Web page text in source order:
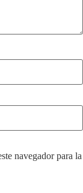
navegador para la